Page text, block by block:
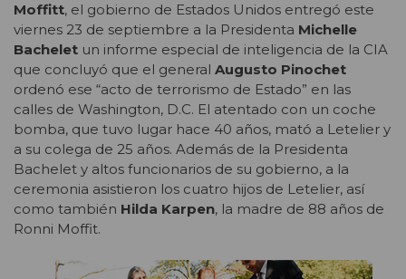
Moffitt, el gobierno de Estados Unidos entregó este
viernes 23 de septiembre a la Presidenta Michelle
Bachelet un informe especial de inteligencia de la CIA
que concluyó que el general Augusto Pinochet
ordenó ese “acto de terrorismo de Estado” en las
calles de Washington, D.C. El atentado con un coche
bomba, que tuvo lugar hace 40 años, mató a Letelier y
a su colega de 25 años. Además de la Presidenta
Bachelet y altos funcionarios de su gobierno, a la
ceremonia asistieron los cuatro hijos de Letelier, así
como también Hilda Karpen, la madre de 88 años de
Ronni Moffit.